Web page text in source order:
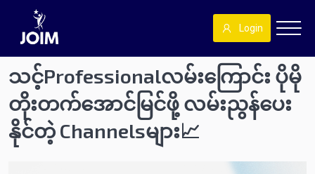
Login
သင့်Professionalလမ်းကြောင်း ပိုမို
တိုးတက်အောင်မြင်ဖို့ လမ်းညွန်ပေး
နိုင်တဲ့ Channelsများ📈